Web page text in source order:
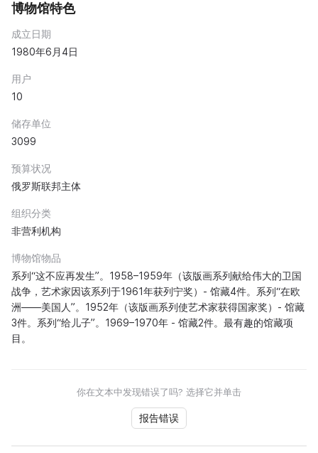
博物馆特色
成立日期
1980年6月4日
用户
10
储存单位
3099
预算状况
俄罗斯联邦主体
组织分类
非营利机构
博物馆物品
系列“这不应再发生”。1958–1959年（该版画系列献给伟大的卫国
战争，艺术家因该系列于1961年获列宁奖）- 馆藏4件。系列“在欧
洲——美国人”。1952年（该版画系列使艺术家获得国家奖）- 馆藏
3件。系列“给儿子”。1969–1970年 - 馆藏2件。最有趣的馆藏项
目。
你在文本中发现错误了吗? 选择它并单击
报告错误